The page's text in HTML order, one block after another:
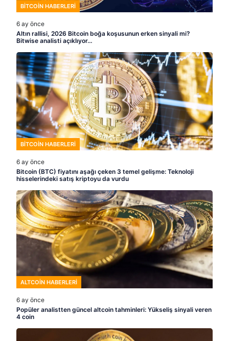
BITCOIN HABERLERI
6 ay önce
Altın rallisi, 2026 Bitcoin boğa koşusunun erken sinyali mi?
Bitwise analisti açıklıyor…
BITCOIN HABERLERI
6 ay önce
Bitcoin (BTC) fiyatını aşağı çeken 3 temel gelişme: Teknoloji
hisselerindeki satış kriptoyu da vurdu
ALTCOIN HABERLERI
6 ay önce
Popüler analistten güncel altcoin tahminleri: Yükseliş sinyali veren
4 coin